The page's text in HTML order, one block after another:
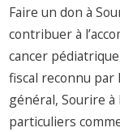
Faire un don à
contribuer à
cancer
fiscal reconnu par
général, Sourire à
particuliers